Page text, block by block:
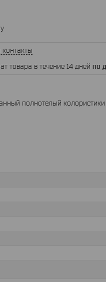
контакты
товара в течение 14 дней по
полнотелый